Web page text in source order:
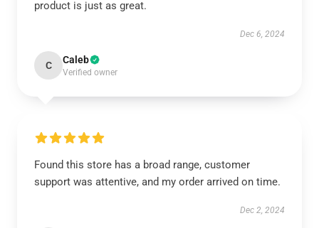
product is just as great.
Dec 6, 2024
C Caleb
Verified owner
Found this store has a broad range, customer
support was attentive, and my order arrived on time.
Dec 2, 2024